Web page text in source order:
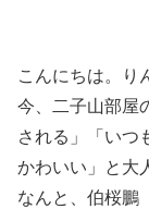
こんにちは。り
今、二子山部屋
される」「いつ
かわいい」と大
なんと、伯桜鵬